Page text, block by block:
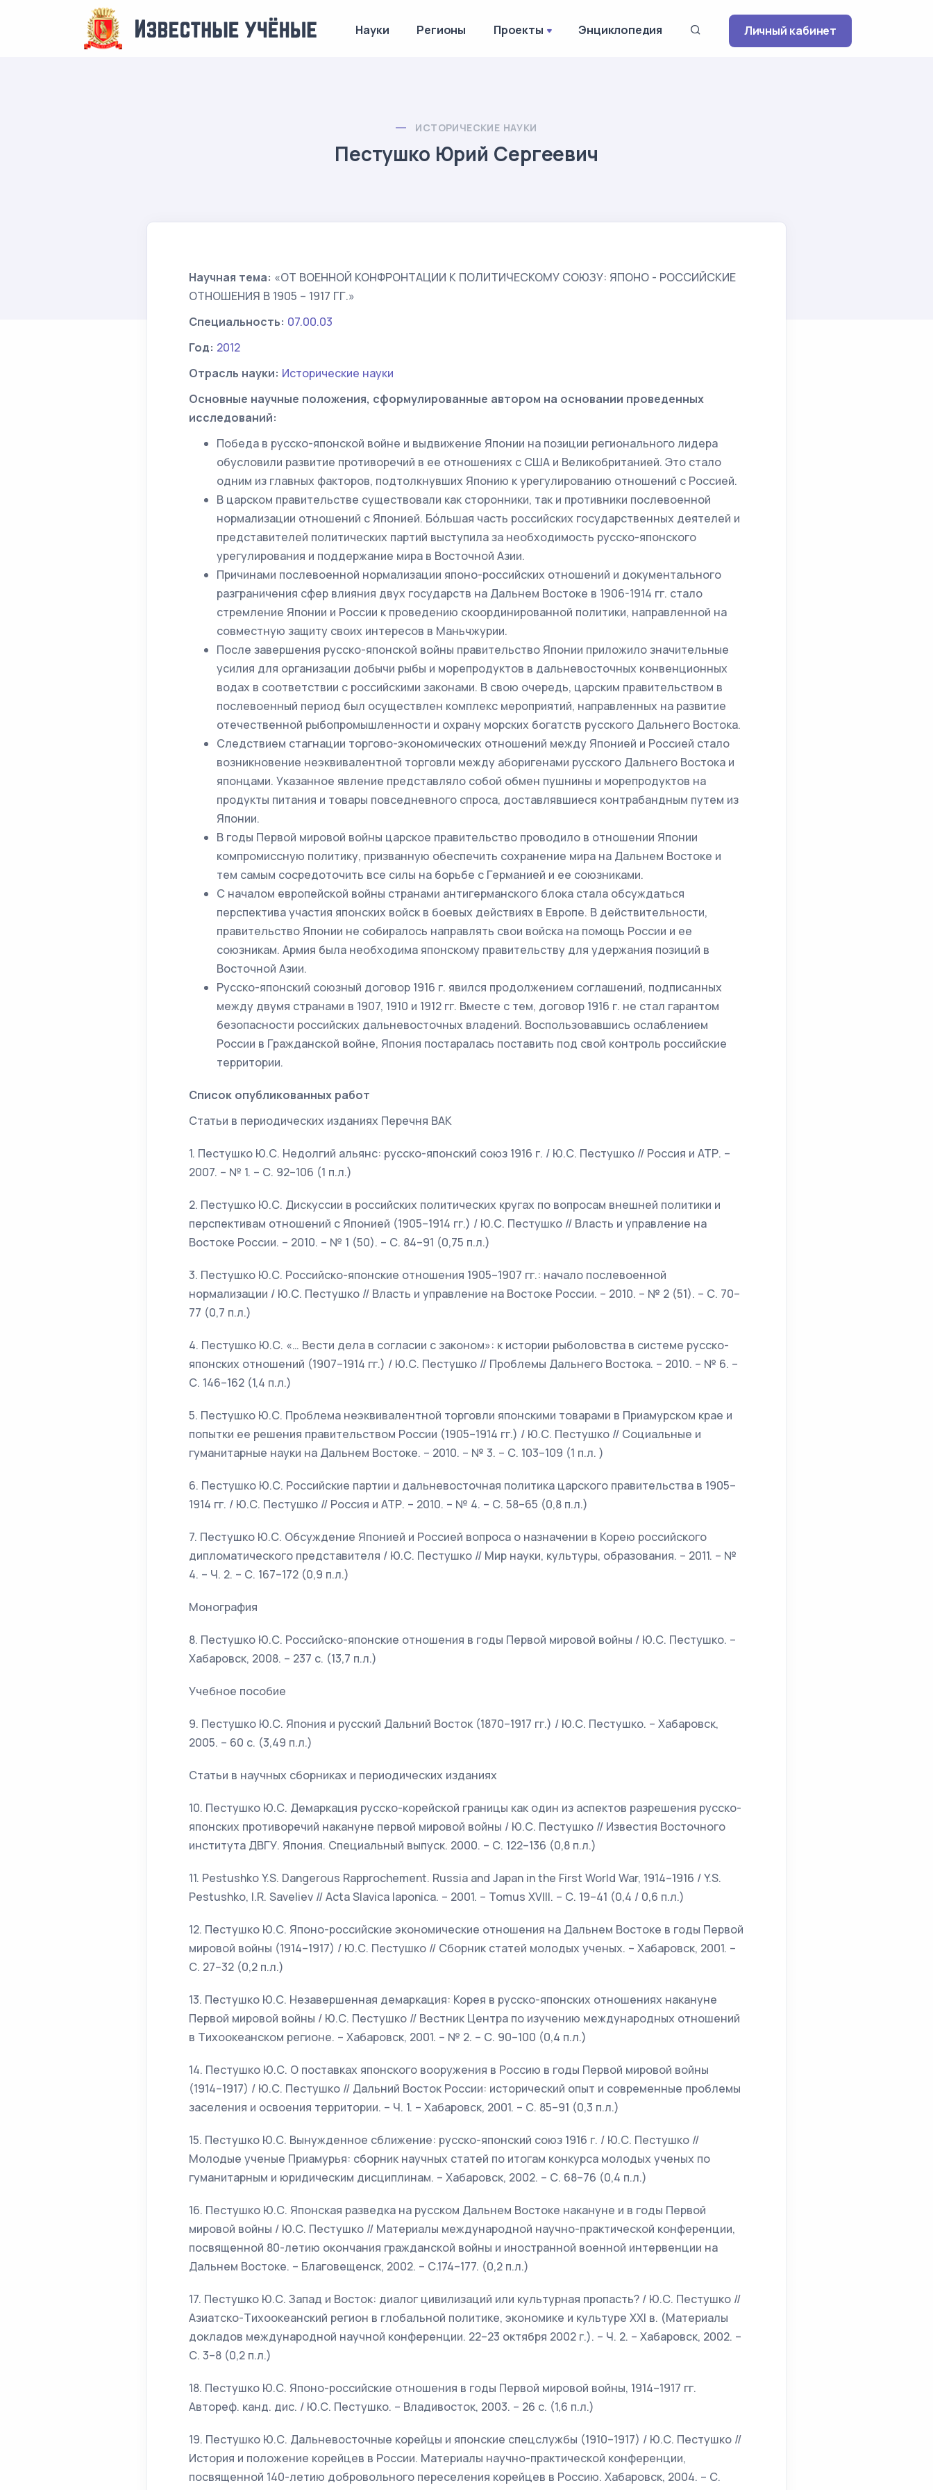
Науки Регионы Проекты Энциклопедия Личный кабинет
ИСТОРИЧЕСКИЕ НАУКИ
Пестушко Юрий Сергеевич
Научная тема: «ОТ ВОЕННОЙ КОНФРОНТАЦИИ К ПОЛИТИЧЕСКОМУ СОЮЗУ: ЯПОНО - РОССИЙСКИЕ
ОТНОШЕНИЯ В 1905 – 1917 ГГ.»
Специальность: 07.00.03
Год: 2012
Отрасль науки: Исторические науки
Основные научные положения, сформулированные автором на основании проведенных
исследований:
Победа в русско-японской войне и выдвижение Японии на позиции регионального лидера
обусловили развитие противоречий в ее отношениях с США и Великобританией. Это стало
одним из главных факторов, подтолкнувших Японию к урегулированию отношений с Россией.
В царском правительстве существовали как сторонники, так и противники послевоенной
нормализации отношений с Японией. Бóльшая часть российских государственных деятелей и
представителей политических партий выступила за необходимость русско-японского
урегулирования и поддержание мира в Восточной Азии.
Причинами послевоенной нормализации японо-российских отношений и документального
разграничения сфер влияния двух государств на Дальнем Востоке в 1906-1914 гг. стало
стремление Японии и России к проведению скоординированной политики, направленной на
совместную защиту своих интересов в Маньчжурии.
После завершения русско-японской войны правительство Японии приложило значительные
усилия для организации добычи рыбы и морепродуктов в дальневосточных конвенционных
водах в соответствии с российскими законами. В свою очередь, царским правительством в
послевоенный период был осуществлен комплекс мероприятий, направленных на развитие
отечественной рыбопромышленности и охрану морских богатств русского Дальнего Востока.
Следствием стагнации торгово-экономических отношений между Японией и Россией стало
возникновение неэквивалентной торговли между аборигенами русского Дальнего Востока и
японцами. Указанное явление представляло собой обмен пушнины и морепродуктов на
продукты питания и товары повседневного спроса, доставлявшиеся контрабандным путем из
Японии.
В годы Первой мировой войны царское правительство проводило в отношении Японии
компромиссную политику, призванную обеспечить сохранение мира на Дальнем Востоке и
тем самым сосредоточить все силы на борьбе с Германией и ее союзниками.
С началом европейской войны странами антигерманского блока стала обсуждаться
перспектива участия японских войск в боевых действиях в Европе. В действительности,
правительство Японии не собиралось направлять свои войска на помощь России и ее
союзникам. Армия была необходима японскому правительству для удержания позиций в
Восточной Азии.
Русско-японский союзный договор 1916 г. явился продолжением соглашений, подписанных
между двумя странами в 1907, 1910 и 1912 гг. Вместе с тем, договор 1916 г. не стал гарантом
безопасности российских дальневосточных владений. Воспользовавшись ослаблением
России в Гражданской войне, Япония постаралась поставить под свой контроль российские
территории.
Список опубликованных работ
Статьи в периодических изданиях Перечня ВАК
1. Пестушко Ю.С. Недолгий альянс: русско-японский союз 1916 г. / Ю.С. Пестушко // Россия и АТР. –
2007. – № 1. – С. 92–106 (1 п.л.)
2. Пестушко Ю.С. Дискуссии в российских политических кругах по вопросам внешней политики и
перспективам отношений с Японией (1905–1914 гг.) / Ю.С. Пестушко // Власть и управление на
Востоке России. – 2010. – № 1 (50). – С. 84–91 (0,75 п.л.)
3. Пестушко Ю.С. Российско-японские отношения 1905–1907 гг.: начало послевоенной
нормализации / Ю.С. Пестушко // Власть и управление на Востоке России. – 2010. – № 2 (51). – С. 70–
77 (0,7 п.л.)
4. Пестушко Ю.С. «… Вести дела в согласии с законом»: к истории рыболовства в системе русско-
японских отношений (1907–1914 гг.) / Ю.С. Пестушко // Проблемы Дальнего Востока. – 2010. – № 6. –
С. 146–162 (1,4 п.л.)
5. Пестушко Ю.С. Проблема неэквивалентной торговли японскими товарами в Приамурском крае и
попытки ее решения правительством России (1905–1914 гг.) / Ю.С. Пестушко // Социальные и
гуманитарные науки на Дальнем Востоке. – 2010. – № 3. – С. 103–109 (1 п.л. )
6. Пестушко Ю.С. Российские партии и дальневосточная политика царского правительства в 1905–
1914 гг. / Ю.С. Пестушко // Россия и АТР. – 2010. – № 4. – С. 58–65 (0,8 п.л.)
7. Пестушко Ю.С. Обсуждение Японией и Россией вопроса о назначении в Корею российского
дипломатического представителя / Ю.С. Пестушко // Мир науки, культуры, образования. – 2011. – №
4. – Ч. 2. – С. 167–172 (0,9 п.л.)
Монография
8. Пестушко Ю.С. Российско-японские отношения в годы Первой мировой войны / Ю.С. Пестушко. –
Хабаровск, 2008. – 237 с. (13,7 п.л.)
Учебное пособие
9. Пестушко Ю.С. Япония и русский Дальний Восток (1870–1917 гг.) / Ю.С. Пестушко. – Хабаровск,
2005. – 60 с. (3,49 п.л.)
Статьи в научных сборниках и периодических изданиях
10. Пестушко Ю.С. Демаркация русско-корейской границы как один из аспектов разрешения русско-
японских противоречий накануне первой мировой войны / Ю.С. Пестушко // Известия Восточного
института ДВГУ. Япония. Специальный выпуск. 2000. – С. 122–136 (0,8 п.л.)
11. Pestushko Y.S. Dangerous Rapprochement. Russia and Japan in the First World War, 1914–1916 / Y.S.
Pestushko, I.R. Saveliev // Acta Slavica Iaponica. – 2001. – Tomus XVIII. – С. 19–41 (0,4 / 0,6 п.л.)
12. Пестушко Ю.С. Японо-российские экономические отношения на Дальнем Востоке в годы Первой
мировой войны (1914–1917) / Ю.С. Пестушко // Сборник статей молодых ученых. – Хабаровск, 2001. –
С. 27–32 (0,2 п.л.)
13. Пестушко Ю.С. Незавершенная демаркация: Корея в русско-японских отношениях накануне
Первой мировой войны / Ю.С. Пестушко // Вестник Центра по изучению международных отношений
в Тихоокеанском регионе. – Хабаровск, 2001. – № 2. – С. 90–100 (0,4 п.л.)
14. Пестушко Ю.С. О поставках японского вооружения в Россию в годы Первой мировой войны
(1914–1917) / Ю.С. Пестушко // Дальний Восток России: исторический опыт и современные проблемы
заселения и освоения территории. – Ч. 1. – Хабаровск, 2001. – С. 85–91 (0,3 п.л.)
15. Пестушко Ю.С. Вынужденное сближение: русско-японский союз 1916 г. / Ю.С. Пестушко //
Молодые ученые Приамурья: сборник научных статей по итогам конкурса молодых ученых по
гуманитарным и юридическим дисциплинам. – Хабаровск, 2002. – С. 68–76 (0,4 п.л.)
16. Пестушко Ю.С. Японская разведка на русском Дальнем Востоке накануне и в годы Первой
мировой войны / Ю.С. Пестушко // Материалы международной научно-практической конференции,
посвященной 80-летию окончания гражданской войны и иностранной военной интервенции на
Дальнем Востоке. – Благовещенск, 2002. – С.174–177. (0,2 п.л.)
17. Пестушко Ю.С. Запад и Восток: диалог цивилизаций или культурная пропасть? / Ю.С. Пестушко //
Азиатско-Тихоокеанский регион в глобальной политике, экономике и культуре XXI в. (Материалы
докладов международной научной конференции. 22–23 октября 2002 г.). – Ч. 2. – Хабаровск, 2002. –
С. 3–8 (0,2 п.л.)
18. Пестушко Ю.С. Японо-российские отношения в годы Первой мировой войны, 1914–1917 гг.
Автореф. канд. дис. / Ю.С. Пестушко. – Владивосток, 2003. – 26 с. (1,6 п.л.)
19. Пестушко Ю.С. Дальневосточные корейцы и японские спецслужбы (1910–1917) / Ю.С. Пестушко //
История и положение корейцев в России. Материалы научно-практической конференции,
посвященной 140-летию добровольного переселения корейцев в Россию. Хабаровск, 2004. – С.